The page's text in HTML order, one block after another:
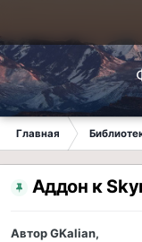
Главная
Аддон к
АвторGKalian,